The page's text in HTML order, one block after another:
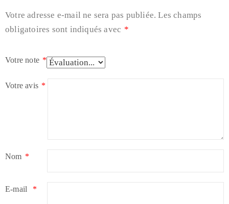
Votre adresse e-mail ne sera pas publiée. Les champs
obligatoires sont indiqués avec *
Votre note *
Votre avis *
Nom *
E-mail *